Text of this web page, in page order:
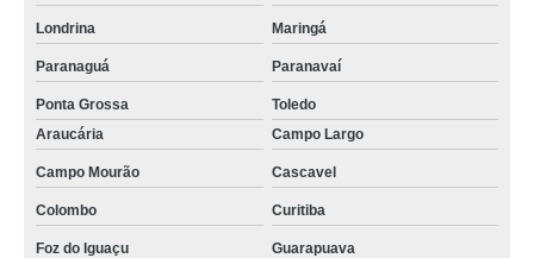
Londrina Maringá
Paranaguá Paranavaí
Ponta Grossa
Toledo
Araucária
Campo Largo
Campo Mourão Cascavel
Colombo Curitiba
Foz do Iguaçu Guarapuava